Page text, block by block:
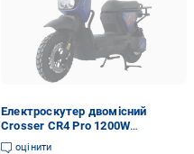
Електроскутер двомісний
Crosser CR4 Pro 1200W
76,8V/30Ah Синій
оцінити